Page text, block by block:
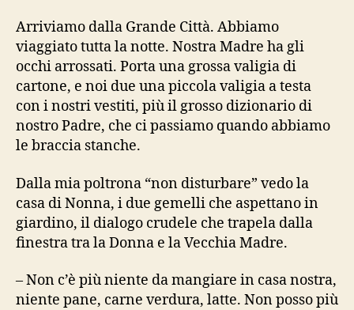
Arriviamo dalla Grande Città. Abbiamo
viaggiato tutta la notte. Nostra Madre ha gli
occhi arrossati. Porta una grossa valigia di
cartone, e noi due una piccola valigia a testa
con i nostri vestiti, più il grosso dizionario di
nostro Padre, che ci passiamo quando abbiamo
le braccia stanche.
Dalla mia poltrona “non disturbare” vedo la
casa di Nonna, i due gemelli che aspettano in
giardino, il dialogo crudele che trapela dalla
finestra tra la Donna e la Vecchia Madre.
– Non c’è più niente da mangiare in casa nostra,
niente pane, carne verdura, latte. Non posso più